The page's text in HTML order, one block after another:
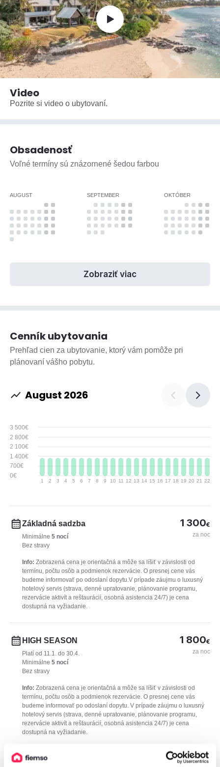
Video
Pozrite si video o ubytovaní.
Obsadenosť
Voľné termíny sú znázornené šedou farbou
AUGUST SEPTEMBER OKTÓBER
Zobraziť viac
Cenník ubytovania
Prehľad cien za ubytovanie, ktorý vám pomôže pri
plánovaní vášho pobytu.
August 2026
0€
700€
1 400€
2 100€
2 800€
3 500€
1 2 3 4 5 6 7 8 9 10 11 12 13 14 15 16 17 18 19 20 21 22
Základná sadzba
Minimálne 5 nocí
Bez stravy
Info: Zobrazená cena je orientačná a môže sa líšiť v závislosti od
termínu, počtu osôb a podmienok rezervácie. O presnej cene vás
budeme informovať po odoslaní dopytu.V prípade záujmu o luxusný
hotelový servis (strava, denné upratovanie, plánovanie programu,
rezervácie aktivít a reštaurácií, osobná asistencia 24/7) je cena
dostupná na vyžiadanie.
1 300€
za noc
HIGH SEASON
Platí od 11.1. do 30.4.
Minimálne 5 nocí
Bez stravy
Info: Zobrazená cena je orientačná a môže sa líšiť v závislosti od
termínu, počtu osôb a podmienok rezervácie. O presnej cene vás
budeme informovať po odoslaní dopytu. V prípade záujmu o luxusný
hotelový servis (strava, denné upratovanie, plánovanie programu,
rezervácie aktivít a reštaurácií, osobná asistencia 24/7) je cena
dostupná na vyžiadanie.
1 800€
za noc